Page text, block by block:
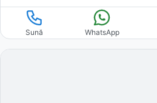
Sună WhatsApp